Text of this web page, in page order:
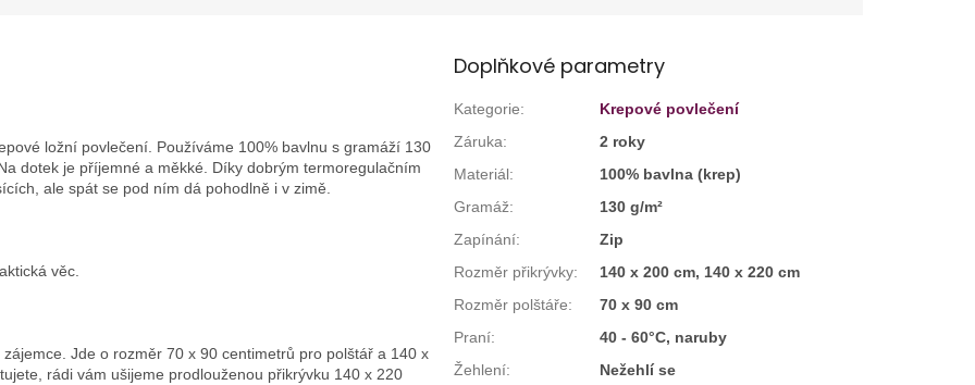
ložní povlečení. Používáme 100% bavlnu s gramáží 130
dotek je příjemné a měkké. Díky dobrým termoregulačním
ale spát se pod ním dá pohodlně i v zimě.
věc.
Jde o rozměr 70 x 90 centimetrů pro polštář a 140 x
rádi vám ušijeme prodlouženou přikrývku 140 x 220
Doplňkové parametry
Kategorie:
Krepové povlečení
Záruka:
2 roky
Materiál:
100% bavlna (krep)
Gramáž:
130 g/m²
Zapínání:
Zip
Rozměr přikrývky:
140 x 200 cm, 140 x 220 cm
Rozměr polštáře:
70 x 90 cm
Praní:
40 - 60°C, naruby
Žehlení:
Nežehlí se